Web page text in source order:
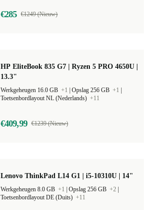
€285 €1249 (Nieuw)
HP EliteBook 835 G7 | Ryzen 5 PRO 4650U |
13.3"
Werkgeheugen 16.0 GB +1 Opslag 256 GB +1
Toetsenbordlayout NL (Nederlands) +11
€409,99 €1239 (Nieuw)
Lenovo ThinkPad L14 G1 | i5-10310U | 14"
Werkgeheugen 8.0 GB +1 Opslag 256 GB +2
Toetsenbordlayout DE (Duits) +11